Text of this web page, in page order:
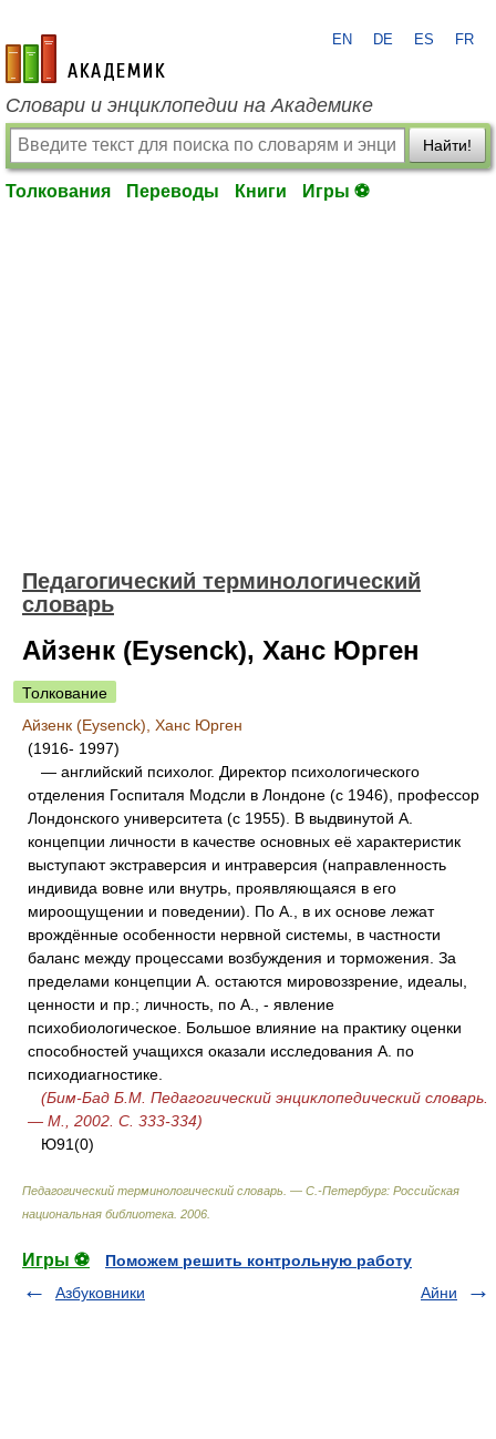
academic.ru
EN DE ES FR
Словари и энциклопедии на Академике
Найти!
Толкования Переводы Книги Игры ⚽
Педагогический терминологический
словарь
Айзенк (Eysenck), Ханс Юрген
Толкование
Айзенк (Eysenck), Ханс Юрген
(1916- 1997)
— английский психолог. Директор психологического
отделения Госпиталя Модсли в Лондоне (с 1946), профессор
Лондонского университета (с 1955). В выдвинутой А.
концепции личности в качестве основных её характеристик
выступают экстраверсия и интраверсия (направленность
индивида вовне или внутрь, проявляющаяся в его
мироощущении и поведении). По А., в их основе лежат
врождённые особенности нервной системы, в частности
баланс между процессами возбуждения и торможения. За
пределами концепции А. остаются мировоззрение, идеалы,
ценности и пр.; личность, по А., - явление
психобиологическое. Большое влияние на практику оценки
способностей учащихся оказали исследования А. по
психодиагностике.
(Бим-Бад Б.М. Педагогический энциклопедический словарь.
— М., 2002. С. 333-334)
Ю91(0)
Педагогический терминологический словарь. — С.-Петербург: Российская
национальная библиотека 2006
Игры ⚽
Поможем решить контрольную работу
Азбуковники
Айни